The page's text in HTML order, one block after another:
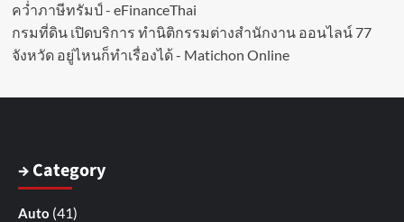
คว่ำภาษีทรัมป์ - eFinanceThai
กรมที่ดิน เปิดบริการ ทำนิติกรรมต่างสำนักงาน ออนไลน์ 77
จังหวัด อยู่ไหนก็ทำเรื่องได้ - Matichon Online
→ Category
Auto (41)